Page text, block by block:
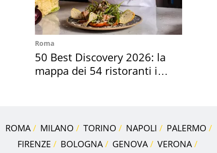
Roma
50 Best Discovery 2026: la
mappa dei 54 ristoranti in
ROMA MILANO TORINO NAPOLI
PALERMO
FIRENZE
BOLOGNA GENOVA
VERONA